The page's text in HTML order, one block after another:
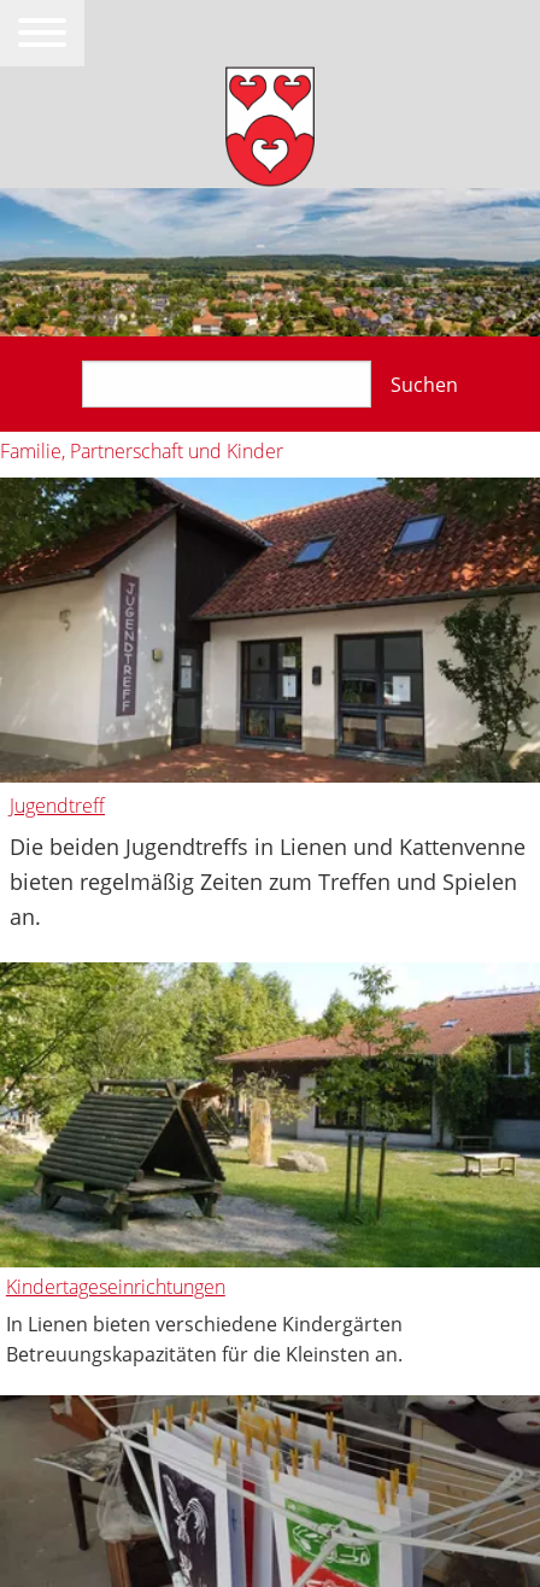
Suchen
Familie, Partnerschaft und Kinder
Jugendtreff
Die beiden Jugendtreffs in Lienen und Kattenvenne
bieten regelmäßig Zeiten zum Treffen und Spielen
an.
Kindertageseinrichtungen
In Lienen bieten verschiedene Kindergärten
Betreuungskapazitäten für die Kleinsten an.